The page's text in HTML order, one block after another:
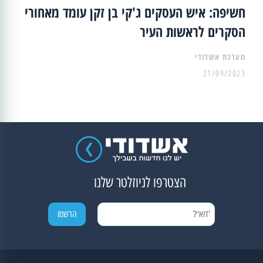
חשיפה: איש העסקים ג'קי בן זקן עומד מאחורי
הסקרים לראשות העיר
מערכת אשדודי
21/09/2023
הצטרפו לניוזלטר שלנו